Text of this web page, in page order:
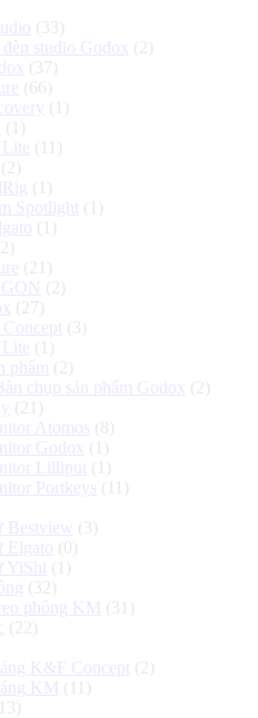
(33)
studio Godox (2)
(37)
(66)
(1)
(1)
(11)
(2)
(1)
Spotlight (1)
(1)
(21)
(2)
(27)
(3)
(1)
phẩm (2)
chụp sản phẩm Godox (2)
(21)
Atomos (8)
Godox (1)
Lilliput (1)
Portkeys (11)
Bestview (3)
Elgato (0)
(1)
(32)
phông KM (31)
(22)
K&F Concept (2)
KM (11)